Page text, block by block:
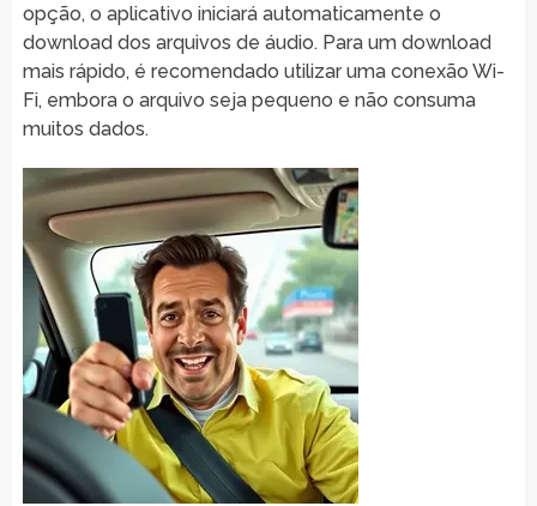
opção, o aplicativo iniciará automaticamente o
download dos arquivos de áudio. Para um download
mais rápido, é recomendado utilizar uma conexão Wi-
Fi, embora o arquivo seja pequeno e não consuma
muitos dados.